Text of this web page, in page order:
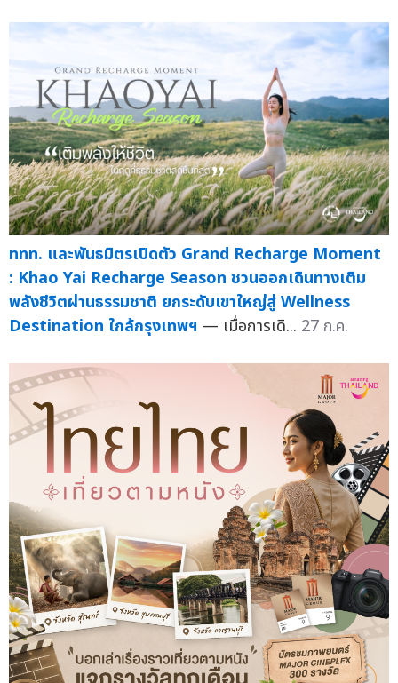
ททท. และพันธมิตรเปิดตัว Grand Recharge Moment
: Khao Yai Recharge Season ชวนออกเดินทางเติม
พลังชีวิตผ่านธรรมชาติ ยกระดับเขาใหญ่สู่ Wellness
Destination ใกล้กรุงเทพฯ — เมื่อการเดิ... 27 ก.ค.